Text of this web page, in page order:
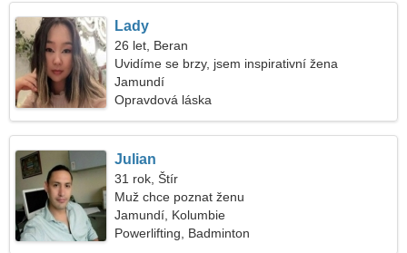
Lady
26 let, Beran
Uvidíme se brzy, jsem inspirativní žena
Jamundí
Opravdová láska
Julian
31 rok, Štír
Muž chce poznat ženu
Jamundí, Kolumbie
Powerlifting, Badminton